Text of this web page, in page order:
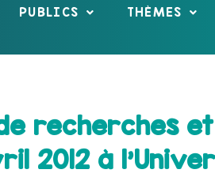
PUBLICS THÈMES
de recherches
2012 à